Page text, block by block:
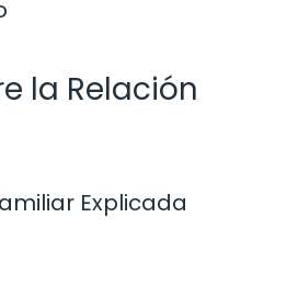
la Relación
Explicada